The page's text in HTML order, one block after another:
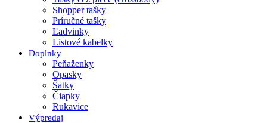
Shopper tašky
Príručné tašky
Ľadvinky
Listové kabelky
Doplnky
Peňaženky
Opasky
Šatky
Čiapky
Rukavice
Výpredaj